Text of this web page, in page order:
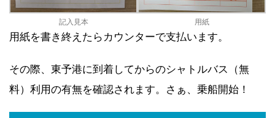
記入見本 用紙
用紙を書き終えたらカウンターで支払います。
その際、東予港に到着してからのシャトルバス（無
料）利用の有無を確認されます。さぁ、乗船開始！